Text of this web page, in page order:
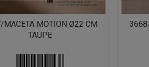
MACETA MOTION Ø22 CM
TAUPE